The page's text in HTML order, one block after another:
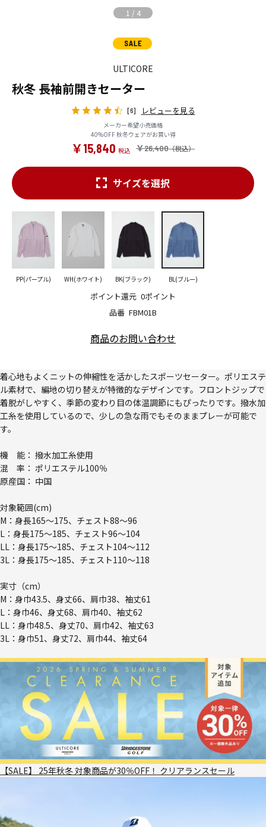
1 / 4
ULTICORE
秋冬 長袖前開きセーター
[6] レビューを見る
メーカー希望小売価格
40%OFF 秋冬ウェアがお買い得
￥26,400
￥15,840
品番 FBM01B
ポイント還元 0ポイント
サイズを選択
PP(パープル) WH(ホワイト) BK(ブラック) BL(ブルー)
商品のお問い合わせ
着心地もよくニットの伸縮性を活かしたスポーツセーター。ポリエステ
ル素材で、編地の切り替えが特徴的なデザインです。フロントジップで
着脱がしやすく、季節の変わり目の体温調節にもぴったりです。撥水加
工糸を使用しているので、少しの急な雨でもそのままプレーが可能で
す。
機 能： 撥水加工糸使用
混 率： ポリエステル100％
原産国： 中国
対象範囲(cm)
M：身長165～175、チェスト88～96
L：身長175～185、チェスト96～104
LL：身長175～185、チェスト104～112
3L：身長175～185、チェスト110～118
実寸（cm）
M：身巾43.5、身丈66、肩巾38、袖丈61
L：身巾46、身丈68、肩巾40、袖丈62
LL：身巾48.5、身丈70、肩巾42、袖丈63
3L：身巾51、身丈72、肩巾44、袖丈64
【SALE】 25年秋冬 対象商品が30％OFF！ クリアランスセール